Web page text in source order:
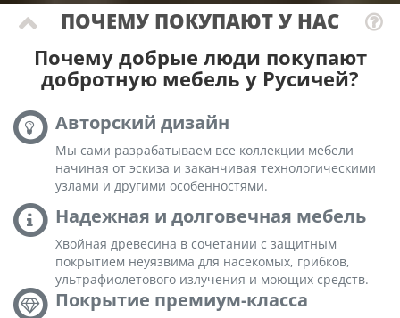
ПОЧЕМУ ПОКУПАЮТ У НАС
Почему добрые люди покупают
добротную мебель у Русичей?
Авторский дизайн
Мы сами разрабатываем все коллекции мебели
начиная от эскиза и заканчивая технологическими
узлами и другими особенностями.
Надежная и долговечная мебель
Хвойная древесина в сочетании с защитным
покрытием неуязвима для насекомых, грибков,
ультрафиолетового излучения и моющих средств.
Покрытие премиум-класса